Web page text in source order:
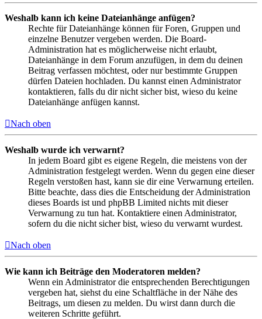
Weshalb kann ich keine Dateianhänge anfügen?
Rechte für Dateianhänge können für Foren, Gruppen und
einzelne Benutzer vergeben werden. Die Board-
Administration hat es möglicherweise nicht erlaubt,
Dateianhänge in dem Forum anzufügen, in dem du deinen
Beitrag verfassen möchtest, oder nur bestimmte Gruppen
dürfen Dateien hochladen. Du kannst einen Administrator
kontaktieren, falls du dir nicht sicher bist, wieso du keine
Dateianhänge anfügen kannst.
Nach oben
Weshalb wurde ich verwarnt?
In jedem Board gibt es eigene Regeln, die meistens von der
Administration festgelegt werden. Wenn du gegen eine dieser
Regeln verstoßen hast, kann sie dir eine Verwarnung erteilen.
Bitte beachte, dass dies die Entscheidung der Administration
dieses Boards ist und phpBB Limited nichts mit dieser
Verwarnung zu tun hat. Kontaktiere einen Administrator,
sofern du die nicht sicher bist, wieso du verwarnt wurdest.
Nach oben
Wie kann ich Beiträge den Moderatoren melden?
Wenn ein Administrator die entsprechenden Berechtigungen
vergeben hat, siehst du eine Schaltfläche in der Nähe des
Beitrags, um diesen zu melden. Du wirst dann durch die
weiteren Schritte geführt.